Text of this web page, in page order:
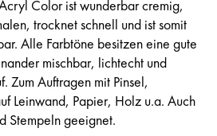
Color ist wunderbar cremig,
trocknet schnell und ist somit
Alle Farbtöne besitzen eine gute
mischbar, lichtecht und
Zum Auftragen mit Pinsel,
Leinwand, Papier, Holz u.a. Auch
Stempeln geeignet.